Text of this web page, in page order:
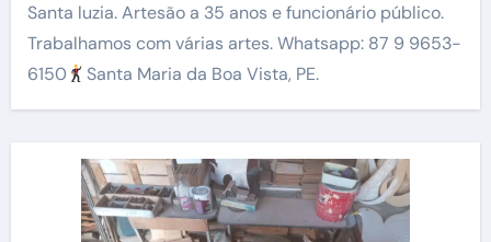
Santa luzia. Artesão a 35 anos e funcionário público.
Trabalhamos com várias artes. Whatsapp: 87 9 9653-
6150
Santa Maria da Boa Vista, PE.